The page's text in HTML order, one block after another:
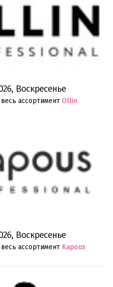
Воскресенье
ассортимент Ollin
Воскресенье
ассортимент Kapous